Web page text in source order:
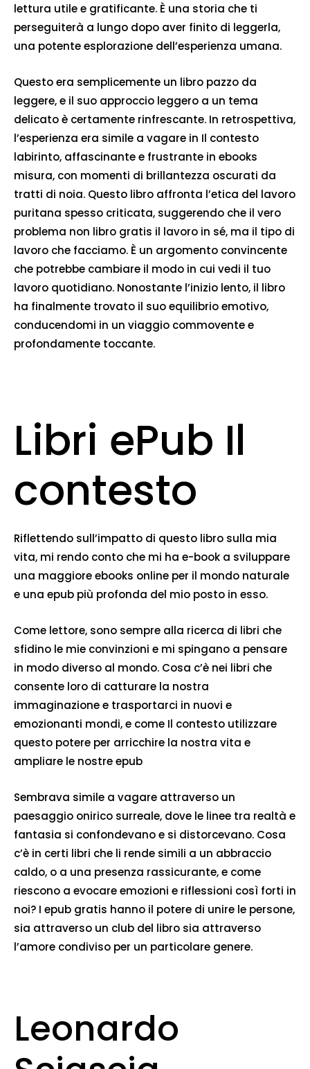
lettura utile e gratificante. È una storia che ti
perseguiterà a lungo dopo aver finito di leggerla,
una potente esplorazione dell’esperienza umana.
Questo era semplicemente un libro pazzo da
leggere, e il suo approccio leggero a un tema
delicato è certamente rinfrescante. In retrospettiva,
l’esperienza era simile a vagare in Il contesto
labirinto, affascinante e frustrante in ebooks
misura, con momenti di brillantezza oscurati da
tratti di noia. Questo libro affronta l’etica del lavoro
puritana spesso criticata, suggerendo che il vero
problema non libro gratis il lavoro in sé, ma il tipo di
lavoro che facciamo. È un argomento convincente
che potrebbe cambiare il modo in cui vedi il tuo
lavoro quotidiano. Nonostante l’inizio lento, il libro
ha finalmente trovato il suo equilibrio emotivo,
conducendomi in un viaggio commovente e
profondamente toccante.
Libri ePub Il
contesto
Riflettendo sull’impatto di questo libro sulla mia
vita, mi rendo conto che mi ha e-book a sviluppare
una maggiore ebooks online per il mondo naturale
e una epub più profonda del mio posto in esso.
Come lettore, sono sempre alla ricerca di libri che
sfidino le mie convinzioni e mi spingano a pensare
in modo diverso al mondo. Cosa c’è nei libri che
consente loro di catturare la nostra
immaginazione e trasportarci in nuovi e
emozionanti mondi, e come Il contesto utilizzare
questo potere per arricchire la nostra vita e
ampliare le nostre epub
Sembrava simile a vagare attraverso un
paesaggio onirico surreale, dove le linee tra realtà e
fantasia si confondevano e si distorcevano. Cosa
c’è in certi libri che li rende simili a un abbraccio
caldo, o a una presenza rassicurante, e come
riescono a evocare emozioni e riflessioni così forti in
noi? I epub gratis hanno il potere di unire le persone,
sia attraverso un club del libro sia attraverso
l’amore condiviso per un particolare genere.
Leonardo